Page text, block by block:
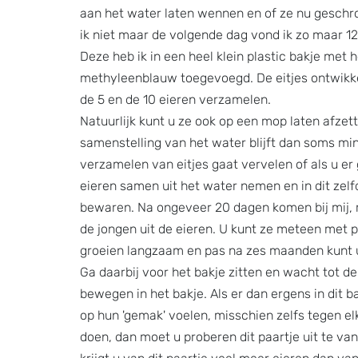
aan het water laten wennen en of ze nu
ik niet maar de volgende dag vond ik zo maar
Deze heb ik in een heel klein plastic bakje
methyleenblauw toegevoegd. De eitjes
de 5 en de 10 eieren verzamelen.
Natuurlijk kunt u ze ook op een mop laten
samenstelling van het water blijft dan soms
verzamelen van eitjes gaat vervelen of als u
eieren samen uit het water nemen en in dit
bewaren. Na ongeveer 20 dagen komen bij
de jongen uit de eieren. U kunt ze meteen met
groeien langzaam en pas na zes maanden
Ga daarbij voor het bakje zitten en wacht tot
bewegen in het bakje. Als er dan ergens in dit
op hun 'gemak' voelen, misschien zelfs tegen
doen, dan moet u proberen dit paartje uit te